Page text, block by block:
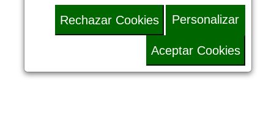
Rechazar Cookies Personalizar
Aceptar Cookies